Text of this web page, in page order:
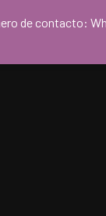
de contacto: